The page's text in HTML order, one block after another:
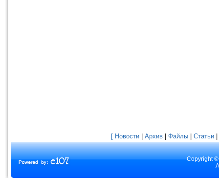
[ Новости Архив Файлы Статьи
Copyright